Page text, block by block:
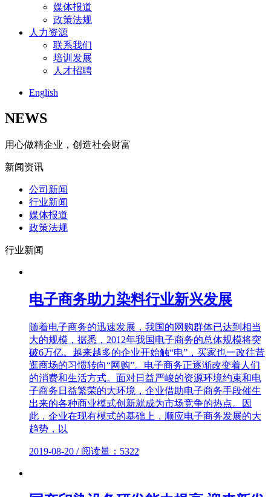
媒体报道
政策法规
人力资源
联系我们
培训发展
人才招聘
English
NEWS
用心做精企业，创造社会财富
新闻资讯
公司新闻
行业新闻
媒体报道
政策法规
行业新闻
电子商务助力染料行业新兴发展
随着电子商务的迅速发展，我国的网购群体已达到相当
大的规模，据悉，2012年我国电子商务的总体规模将突
破6万亿。越来越多的企业开始触“电”，买家也一改往昔
逛商场的习惯转向“网购”。电子商务正逐渐改变着人们
的消费和生活方式。面对日益严峻的资源环境约束和电
子商务日益繁荣的大环境，企业借助电子商务手段催生
出来的各种商业模式创新就成为市场竞争的热点。因
此，企业在现有模式的基础上，顺应电子商务发展的大
趋势，以
2019-08-20 / 阅读量：5322